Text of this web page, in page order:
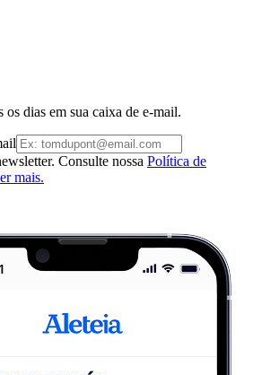
os dias em sua caixa de e-mail.
Consulte nossa Política de
mais.